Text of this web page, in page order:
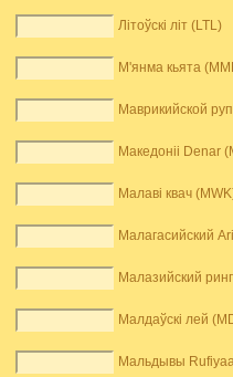
Літоўскі літ (LTL)
М'янма кьята
Маврикийской
Македоніі Denar
Малаві квач
Малагасийский
Малазийский
Малдаўскі лей
Мальдывы